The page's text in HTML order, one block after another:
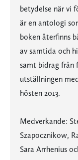
betydelse när vi
är en antologi
boken återfinns
av samtida och
samt bidrag från
utställningen
hösten 2013.
Medverkande:
Szapocznikow,
Sara Arrhenius